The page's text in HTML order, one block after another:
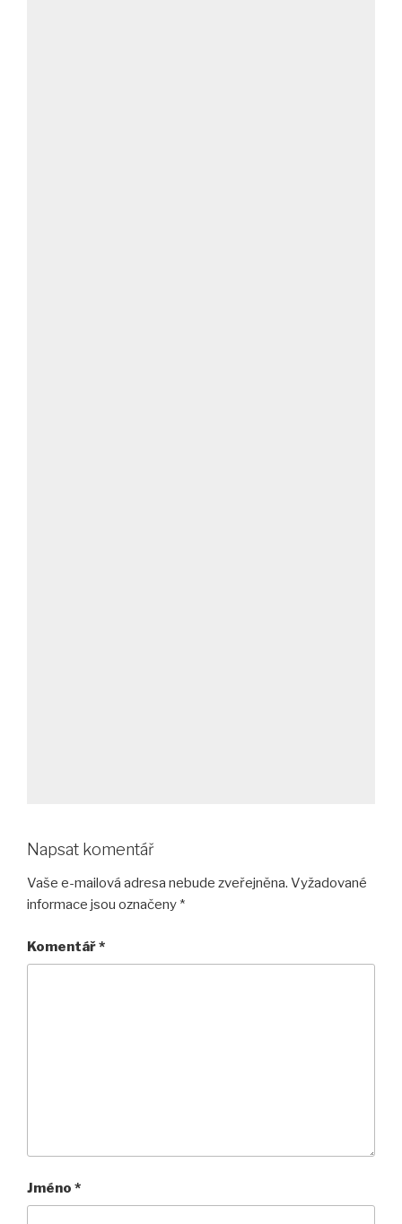
Napsat komentář
Vaše e-mailová adresa nebude zveřejněna. Vyžadované
informace jsou označeny *
Komentář*
Jméno *